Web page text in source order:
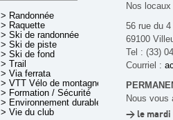
> Randonnée
> Raquette
> Ski de randonnée
> Ski de piste
> Ski de fond
> Trail
> Via ferrata
> VTT Vélo de montagne
> Formation / Sécurité
> Environnement durable
> Vie du club
Nos
56 rue du
69100
Tel : (33)
Courriel :
Nous vous
> le mardi